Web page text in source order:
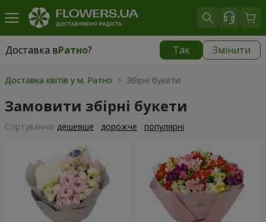
Доставка вРатно? Так Змінити
Доставка вРатно
Доставка квітів у м. Ратно > Збірні букети
Замовити збірні букети
Сортування: дешевше дорожче популярні